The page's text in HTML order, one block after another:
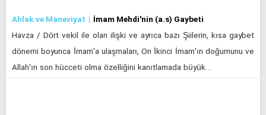
Ahlak ve Maneviyat İmam Mehdi'nin (a.s) Gaybeti
Havza / Dört vekil ile olan ilişki ve ayrıca bazı Şiilerin, kısa gaybet
dönemi boyunca İmam'a ulaşmaları, On İkinci İmam'ın doğumunu ve
Allah'ın son hücceti olma özelliğini kanıtlamada büyük…